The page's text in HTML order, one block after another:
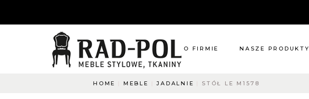
O FIRMIE NASZE PRODUKTY
HOME MEBLE JADALNIE STÓŁ LE M1578